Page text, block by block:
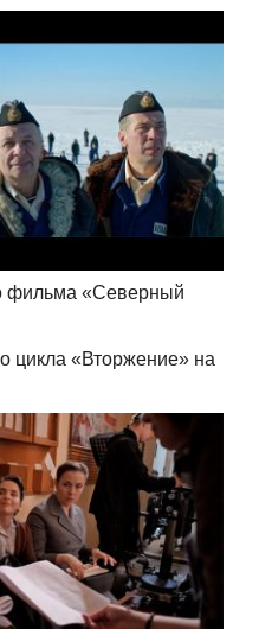
фильма «Северный
цикла «Вторжение» на